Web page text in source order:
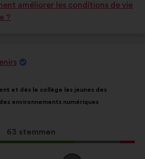
als:
améliorer les conditions de vie
?
et dès le collège les jeunes des
environnements numériques
Dit
voorstel
63 stemmen